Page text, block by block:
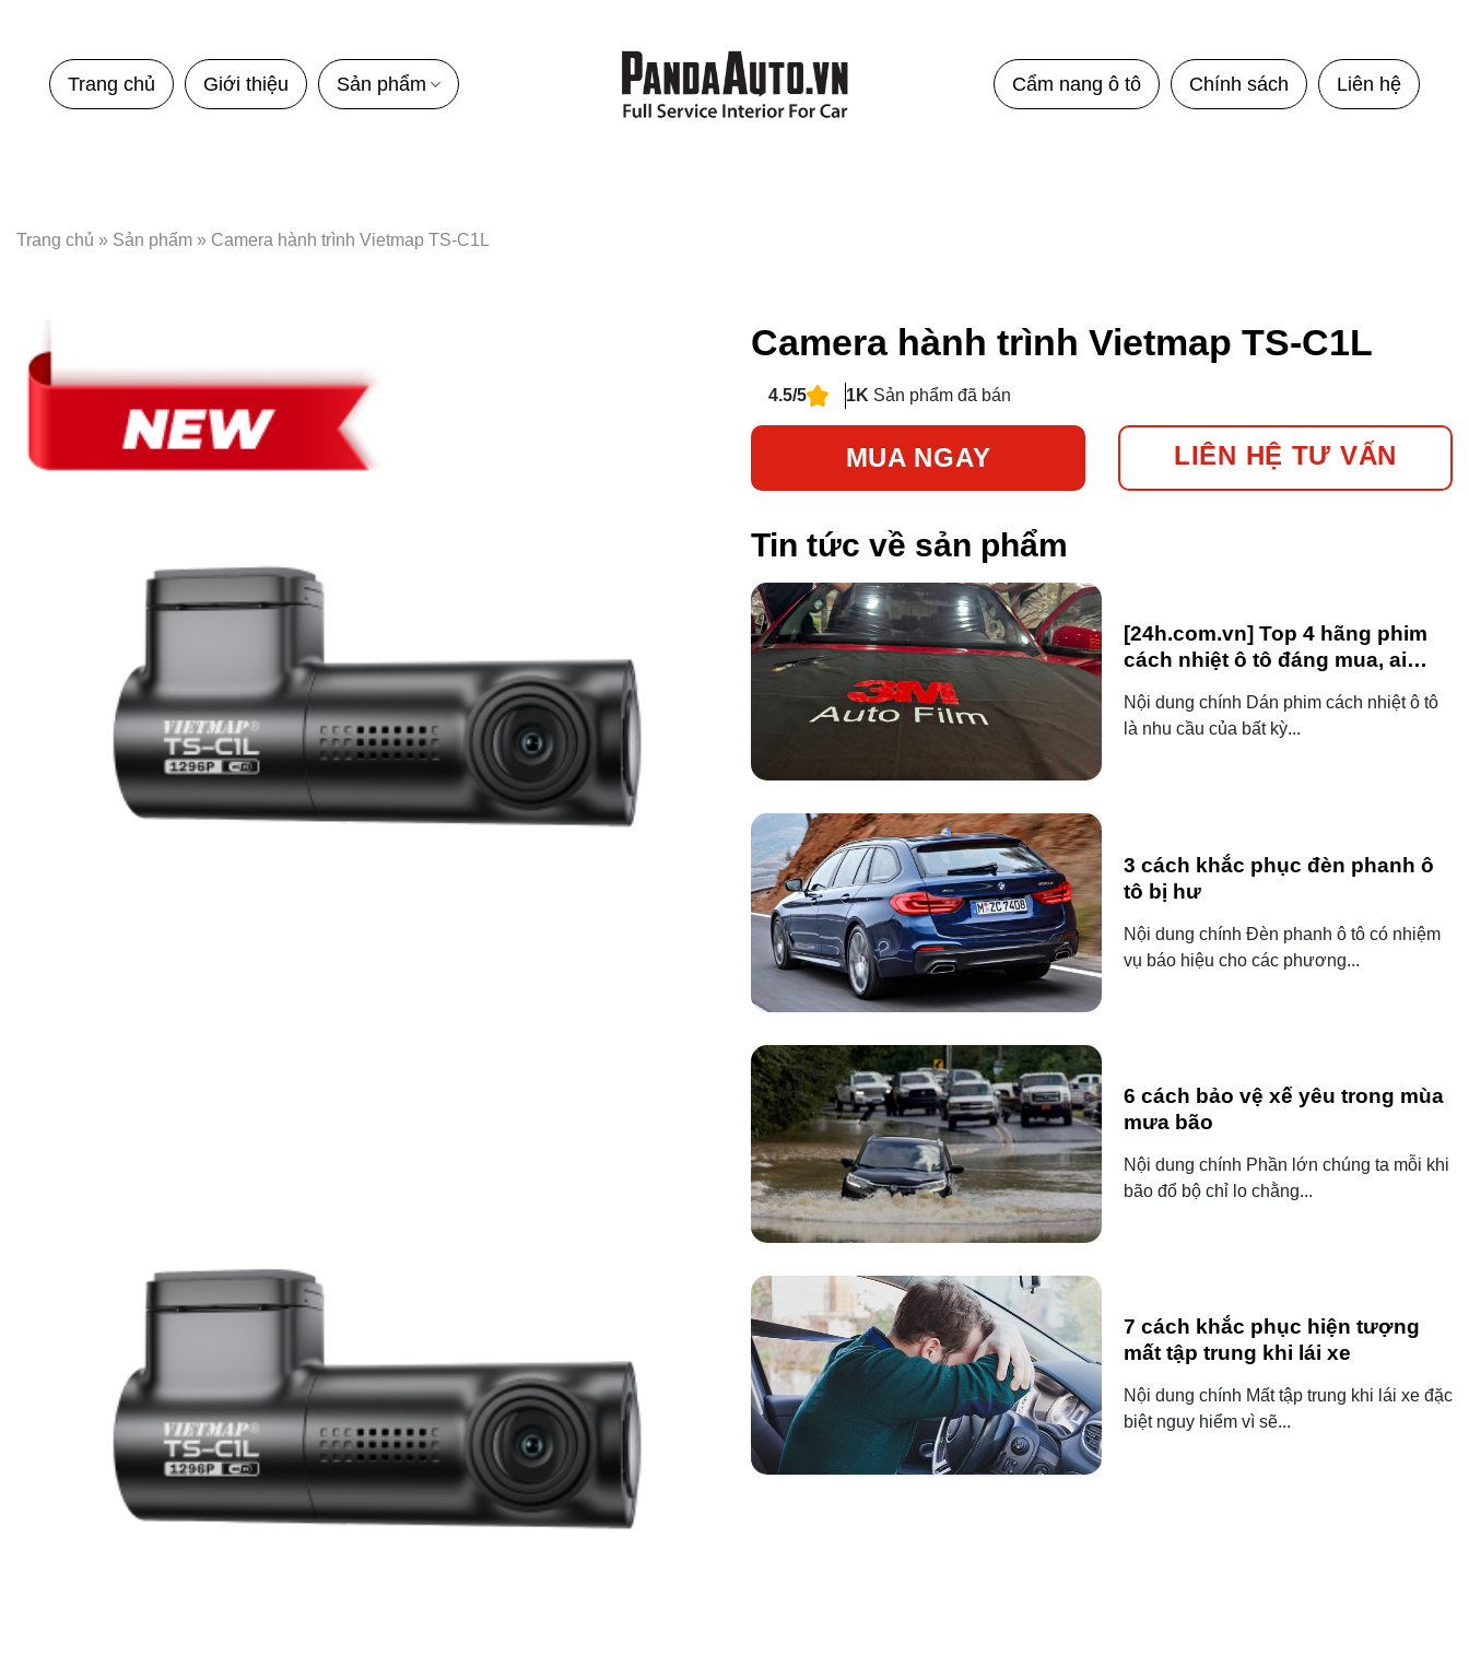
Trang chủ Giới thiệu Sản phẩm Cẩm nang ô tô Chính sách Liên hệ
Trang chủ » Sản phẩm » Camera hành trình Vietmap TS-C1L
Camera hành trình Vietmap TS-C1L
4.5/5 1K Sản phẩm đã bán
MUA NGAY LIÊN HỆ TƯ VẤN
Tin tức về sản phẩm
[24h.com.vn] Top 4 hãng phim
cách nhiệt ô tô đáng mua, ai
Nội dung chính Dán phim cách nhiệt ô tô
là nhu cầu của bất kỳ...
3 cách khắc phục đèn phanh ô
tô bị hư
Nội dung chính Đèn phanh ô tô có nhiệm
vụ báo hiệu cho các phương...
6 cách bảo vệ xế yêu trong mùa
mưa bão
Nội dung chính Phần lớn chúng ta mỗi khi
bão đổ bộ chỉ lo chằng...
7 cách khắc phục hiện tượng
mất tập trung khi lái xe
Nội dung chính Mất tập trung khi lái xe đặc
biệt nguy hiểm vì sẽ...